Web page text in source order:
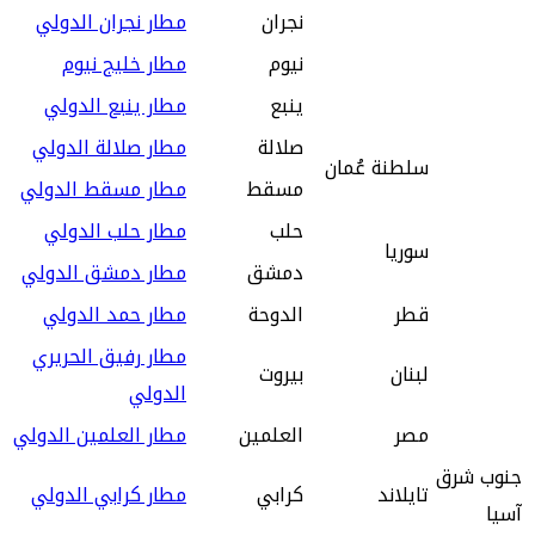
نجران‎
مطار نجران الدولي
نيوم
مطار خليج نيوم
ينبع
مطار ينبع الدولي
سلطنة عُمان
صلالة
مطار صلالة الدولي
مسقط
مطار مسقط الدولي
سوريا
حلب
مطار حلب الدولي
دمشق
مطار دمشق الدولي
قطر
الدوحة
مطار حمد الدولي
لبنان
بيروت
مطار رفيق الحريري
الدولي
مصر
العلمين
مطار العلمين الدولي
جنوب شرق
آسيا
تايلاند كرابي مطار كرابي الدولي